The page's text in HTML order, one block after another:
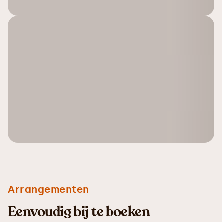
Arrangementen
Eenvoudig bij te boeken